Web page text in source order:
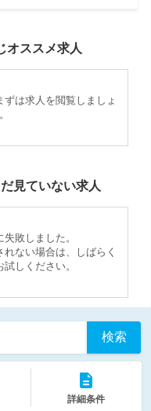
オススメ求人
は求人を閲覧しましょ
見ていない求人
敗しました。
ない場合は、しばらく
しください。
検索
詳細条件